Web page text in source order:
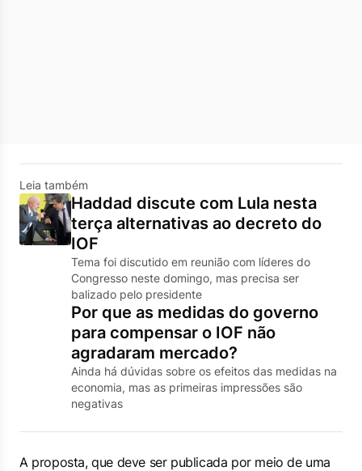
Leia também
Haddad discute com Lula nesta
terça alternativas ao decreto do
IOF
Tema foi discutido em reunião com líderes do
Congresso neste domingo, mas precisa ser
balizado pelo presidente
Por que as medidas do governo
para compensar o IOF não
agradaram mercado?
Ainda há dúvidas sobre os efeitos das medidas na
economia, mas as primeiras impressões são
negativas
A proposta, que deve ser publicada por meio de uma